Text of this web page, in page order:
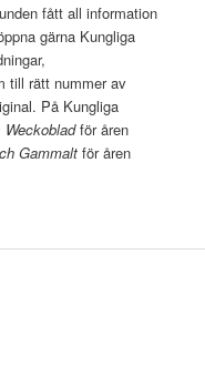
fått all information
gärna Kungliga
till rätt nummer av
På Kungliga
Weckobladför åren
Gammalt för åren